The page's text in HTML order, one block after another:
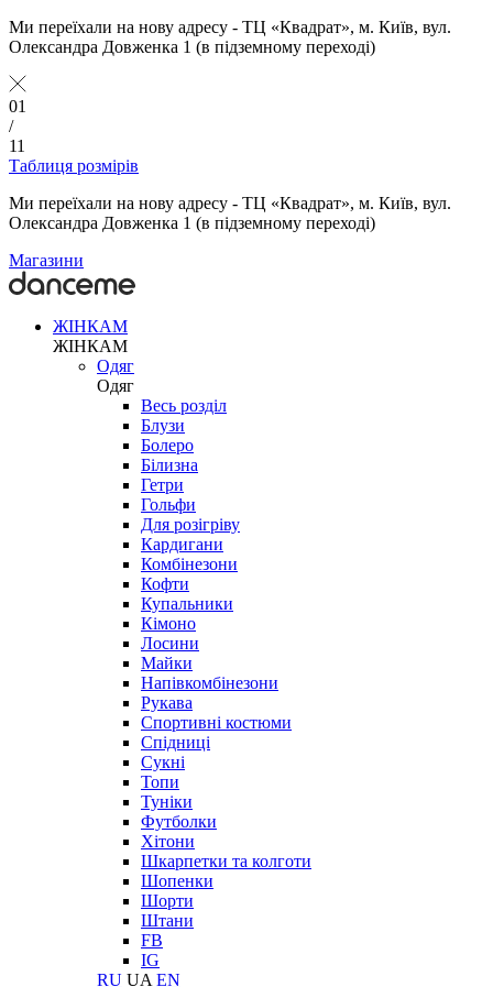
Ми переїхали на нову адресу - ТЦ «Квадрат», м. Київ, вул.
Олександра Довженка 1 (в підземному переході)
01
/
11
Таблиця розмірів
Ми переїхали на нову адресу - ТЦ «Квадрат», м. Київ, вул.
Олександра Довженка 1 (в підземному переході)
Магазини
ЖІНКАМ
ЖІНКАМ
Одяг
Одяг
Весь розділ
Блузи
Болеро
Білизна
Гетри
Гольфи
Для розігріву
Кардигани
Комбінезони
Кофти
Купальники
Кімоно
Лосини
Майки
Напівкомбінезони
Рукава
Спортивні костюми
Спідниці
Сукні
Топи
Туніки
Футболки
Хітони
Шкарпетки та колготи
Шопенки
Шорти
Штани
FB
IG
RU UA EN